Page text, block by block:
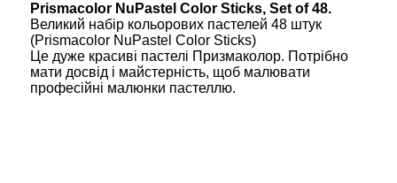
Prismacolor NuPastel Color Sticks, Set of 48.
Великий набір кольорових пастелей 48 штук
(Prismacolor NuPastel Color Sticks)
Це дуже красиві пастелі Призмаколор. Потрібно
мати досвід і майстерність, щоб малювати
професійні малюнки пастеллю.